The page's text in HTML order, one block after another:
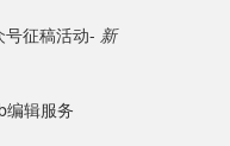
征稿活动- 新
编辑服务